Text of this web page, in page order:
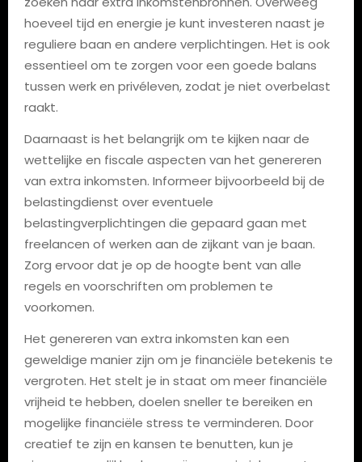
hoeveel tijd en energie je kunt investeren naast je
reguliere baan en andere verplichtingen. Het is ook
essentieel om te zorgen voor een goede balans
tussen werk en privéleven, zodat je niet overbelast
raakt.
Daarnaast is het belangrijk om te kijken naar de
wettelijke en fiscale aspecten van het genereren
van extra inkomsten. Informeer bijvoorbeeld bij de
belastingdienst over eventuele
belastingverplichtingen die gepaard gaan met
freelancen of werken aan de zijkant van je baan.
Zorg ervoor dat je op de hoogte bent van alle
regels en voorschriften om problemen te
voorkomen.
Het genereren van extra inkomsten kan een
geweldige manier zijn om je financiële betekenis te
vergroten. Het stelt je in staat om meer financiële
vrijheid te hebben, doelen sneller te bereiken en
mogelijke financiële stress te verminderen. Door
creatief te zijn en kansen te benutten, kun je